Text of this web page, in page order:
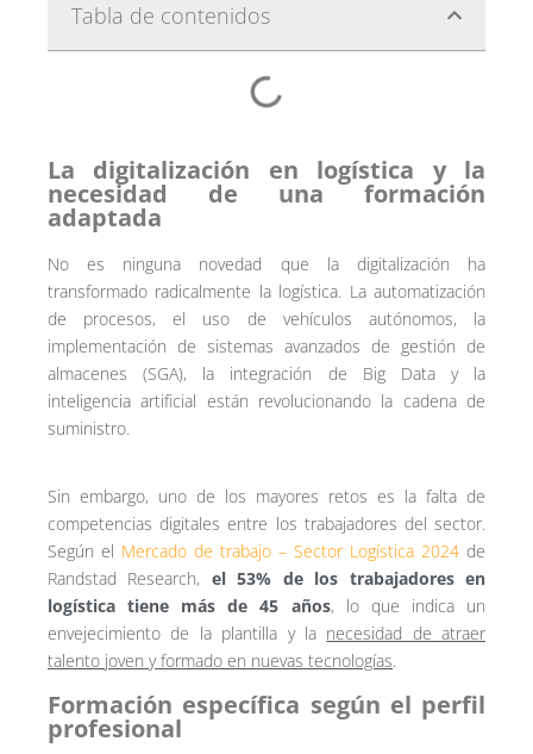
Tabla de contenidos
La digitalización en logística y la
necesidad de una formación
adaptada
No es ninguna novedad que la digitalización ha
transformado radicalmente la logística. La automatización
de procesos, el uso de vehículos autónomos, la
implementación de sistemas avanzados de gestión de
almacenes (SGA), la integración de Big Data y la
inteligencia artificial están revolucionando la cadena de
suministro.
Sin embargo, uno de los mayores retos es la falta de
competencias digitales entre los trabajadores del sector.
Según el Mercado de trabajo – Sector Logística 2024 de
Randstad Research, el 53% de los trabajadores en
logística tiene más de 45 años, lo que indica un
envejecimiento de la plantilla y la necesidad de atraer
talento joven y formado en nuevas tecnologías
Formación específica según el perfil
profesional